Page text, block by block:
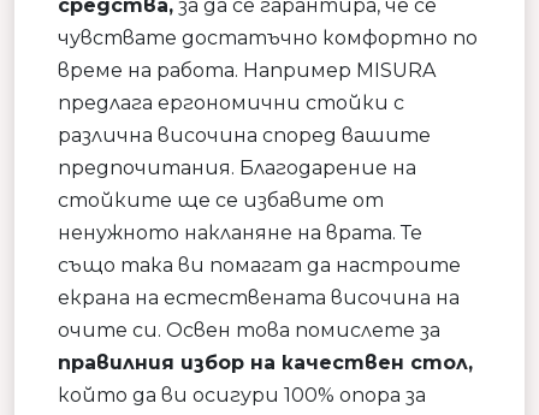
средства, за да се гарантира, че се
чувствате достатъчно комфортно по
време на работа. Например MISURA
предлага ергономични стойки с
различна височина според вашите
предпочитания. Благодарение на
стойките ще се избавите от
ненужното накланяне на врата. Те
също така ви помагат да настроите
екрана на естествената височина на
очите си. Освен това помислете за
правилния избор на качествен стол,
който да ви осигури 100% опора за